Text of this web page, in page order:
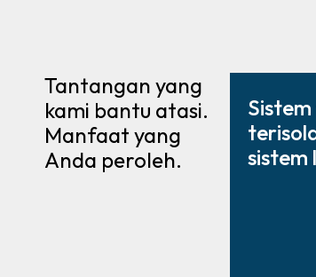
Tantangan yang
kami bantu atasi.
Manfaat yang
Anda peroleh.
sistem